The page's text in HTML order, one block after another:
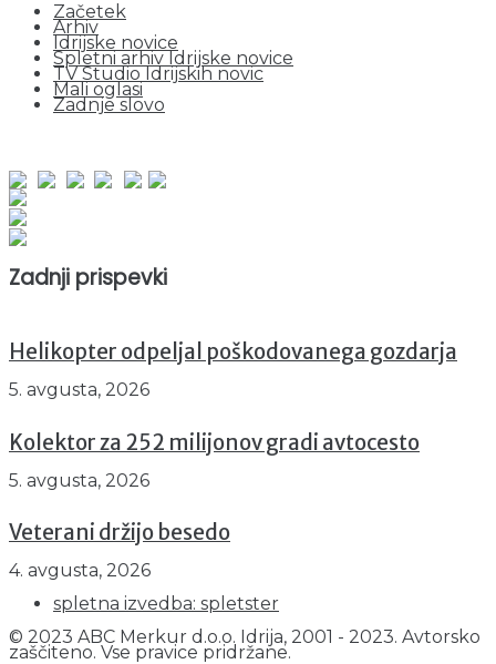
Začetek
Arhiv
Idrijske novice
Spletni arhiv Idrijske novice
TV Studio Idrijskih novic
Mali oglasi
Zadnje slovo
Zadnji prispevki
Helikopter odpeljal poškodovanega gozdarja
5. avgusta, 2026
Kolektor za 252 milijonov gradi avtocesto
5. avgusta, 2026
Veterani držijo besedo
4. avgusta, 2026
spletna izvedba: spletster
© 2023 ABC Merkur d.o.o. Idrija, 2001 - 2023. Avtorsko
zaščiteno. Vse pravice pridržane.